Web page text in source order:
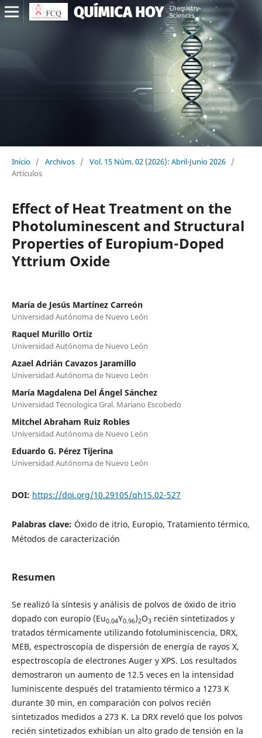
Inicio / Archivos / Vol. 15 Núm. 02 (2026): Abril-Junio 2026 /
Artículos
Effect of Heat Treatment on the
Photoluminescent and Structural
Properties of Europium-Doped
Yttrium Oxide
María de Jesús Martínez Carreón
Universidad Autónoma de Nuevo León
Raquel Murillo Ortiz
Universidad Autónoma de Nuevo León
Azael Adrián Cavazos Jaramillo
Universidad Autónoma de Nuevo León
María Magdalena Del Ángel Sánchez
Universidad Tecnologica Gral. Mariano Escobedo
Mitchel Abraham Ruiz Robles
Universidad Autónoma de Nuevo León
Eduardo G. Pérez Tijerina
Universidad Autónoma de Nuevo León
DOI: https://doi.org/10.29105/qh15.02-527
Palabras clave: Óxido de itrio, Europio, Tratamiento térmico,
Métodos de caracterización
Resumen
Se realizó la síntesis y análisis de polvos de óxido de itrio
dopado con europio (Eu0.04Y0.96)2O3 recién sintetizados y
tratados térmicamente utilizando fotoluminiscencia, DRX,
MEB, espectroscopía de dispersión de energía de rayos X,
espectroscopía de electrones Auger y XPS. Los resultados
demostraron un aumento de 12.5 veces en la intensidad
luminiscente después del tratamiento térmico a 1273 K
durante 30 min, en comparación con polvos recién
sintetizados medidos a 273 K. La DRX reveló que los polvos
recién sintetizados exhibían un alto grado de tensión en la